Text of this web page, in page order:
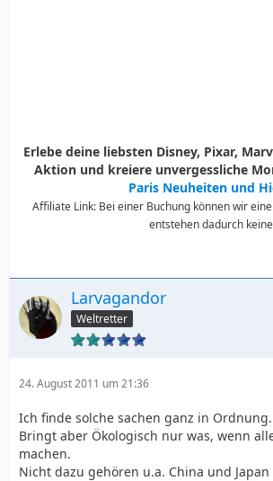
Erlebe deine liebsten Disney, Pixar,
Aktion und kreiere unvergessliche
Paris Neuheiten und
Affiliate Link: Bei einer Buchung können wir
entstehen dadurch
Larvagandor
Weltretter
24. August 2011 um 21:36
Ich finde solche sachen ganz in Ordnung.
Bringt aber Ökologisch nur was, wenn
machen.
Nicht dazu gehören u.a. China und Japan